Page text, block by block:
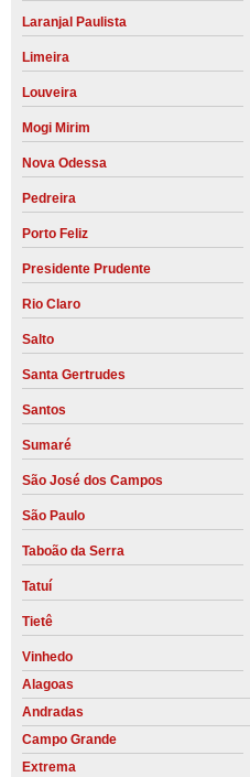
Laranjal Paulista
Limeira
Louveira
Mogi Mirim
Nova Odessa
Pedreira
Porto Feliz
Presidente Prudente
Rio Claro
Salto
Santa Gertrudes
Santos
Sumaré
São José dos Campos
São Paulo
Taboão da Serra
Tatuí
Tietê
Vinhedo
Alagoas
Andradas
Campo Grande
Extrema